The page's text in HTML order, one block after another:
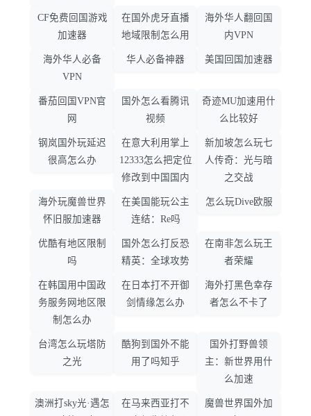
CF免费回国游戏
加速器
在国外虎牙直播
地域限制怎么用
海外华人翻回国
内VPN
海外华人必备
VPN
华人必备神器 美国回国加速器
番茄回国VPN官
网
国外怎么看腾讯
视频
奇迹MU加速用什
么比较好
钢岚国外玩延迟
很高怎么办
在意大利用掌上
12333怎么把定位
修改到中国国内
新加坡怎么玩七
人传奇：光与暗
之交战
海外玩魔兽世界
怀旧服加速器
在美国能玩公主
连结：Re吗
怎么玩Dive欧服
优酷有地区限制
吗
国外怎么打反恐
精英：全球攻势
在南非怎么玩王
者荣耀
在韩国用中国政
务服务网地区限
制怎么办
在日本打不开御
剑情缘怎么办
海外打黑色幸存
者怎么不卡了
台湾怎么玩塔防
之光
酷狗到国外不能
用了吗知乎
国外打野兽领
主：新世界用什
么加速
澳洲打sky光·遇怎
在马来西亚打不
魔兽世界国外加